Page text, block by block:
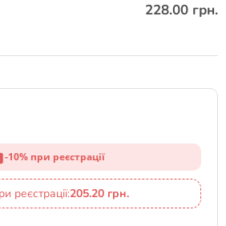
228.00 грн.
-10% при реєстрації
реєстрації:205.20 грн.